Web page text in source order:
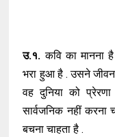
उ.१. कवि का मानना
भरा हुआ है . उसने जीवन
वह दुनिया को
सार्वजनिक नहीं
बचना चाहता है .